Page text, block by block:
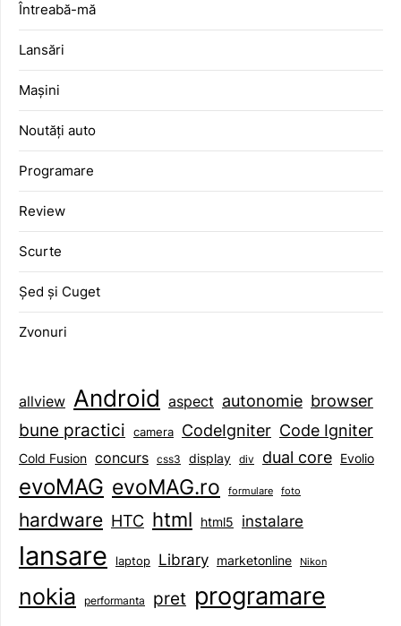
Întreabă-mă
Lansări
Mașini
Noutăți auto
Programare
Review
Scurte
Șed și Cuget
Zvonuri
allview Android aspect autonomie browser
bune practici camera CodeIgniter Code Igniter
Cold Fusion concurs css3 display div dual core Evolio
evoMAG evoMAG.ro formulare foto
hardware HTC html html5 instalare
lansare laptop Library marketonline Nikon
nokia performanta pret programare